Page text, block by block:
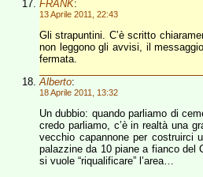
FRANK:
13 Aprile 2011, 22:43
Gli strapuntini. C’è scritto
non leggono gli avvisi, il
fermata.
Alberto:
18 Aprile 2011, 13:32
Un dubbio: quando parliamo di
credo parliamo, c’è in realtà una
vecchio capannone per costruirci
palazzine da 10 piane a fianco del
si vuole “riqualificare” l’area…